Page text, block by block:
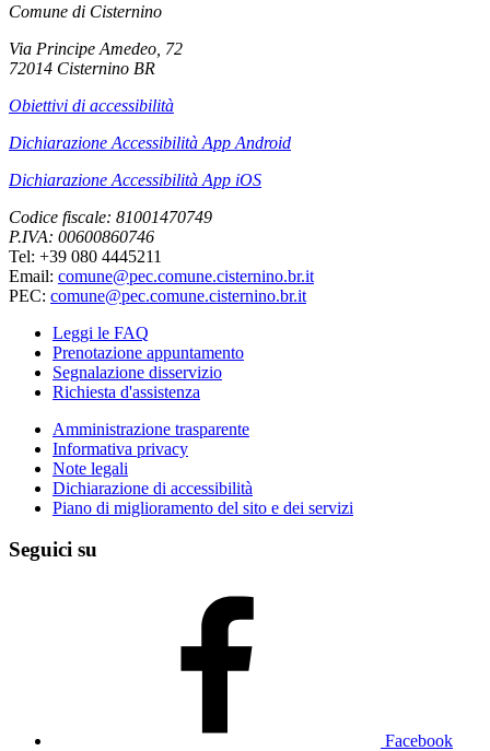
Comune di Cisternino
Via Principe Amedeo, 72
72014 Cisternino BR
Obiettivi di accessibilità
Dichiarazione Accessibilità App Android
Dichiarazione Accessibilità App iOS
Codice fiscale: 81001470749
P.IVA: 00600860746
Tel: +39 080 4445211
Email: comune@pec.comune.cisternino.br.it
PEC: comune@pec.comune.cisternino.br.it
Leggi le FAQ
Prenotazione appuntamento
Segnalazione disservizio
Richiesta d'assistenza
Amministrazione trasparente
Informativa privacy
Note legali
Dichiarazione di accessibilità
Piano di miglioramento del sito e dei servizi
Seguici su
Facebook